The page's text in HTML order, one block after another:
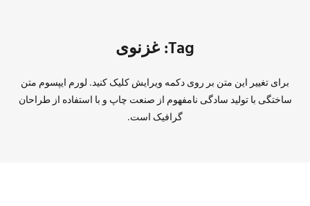
Tag: غزنوی
برای تغییر این متن بر روی دکمه ویرایش کلیک کنید. لورم ایپسوم متن
ساختگی با تولید سادگی نامفهوم از صنعت چاپ و با استفاده از طراحان
گرافیک است.